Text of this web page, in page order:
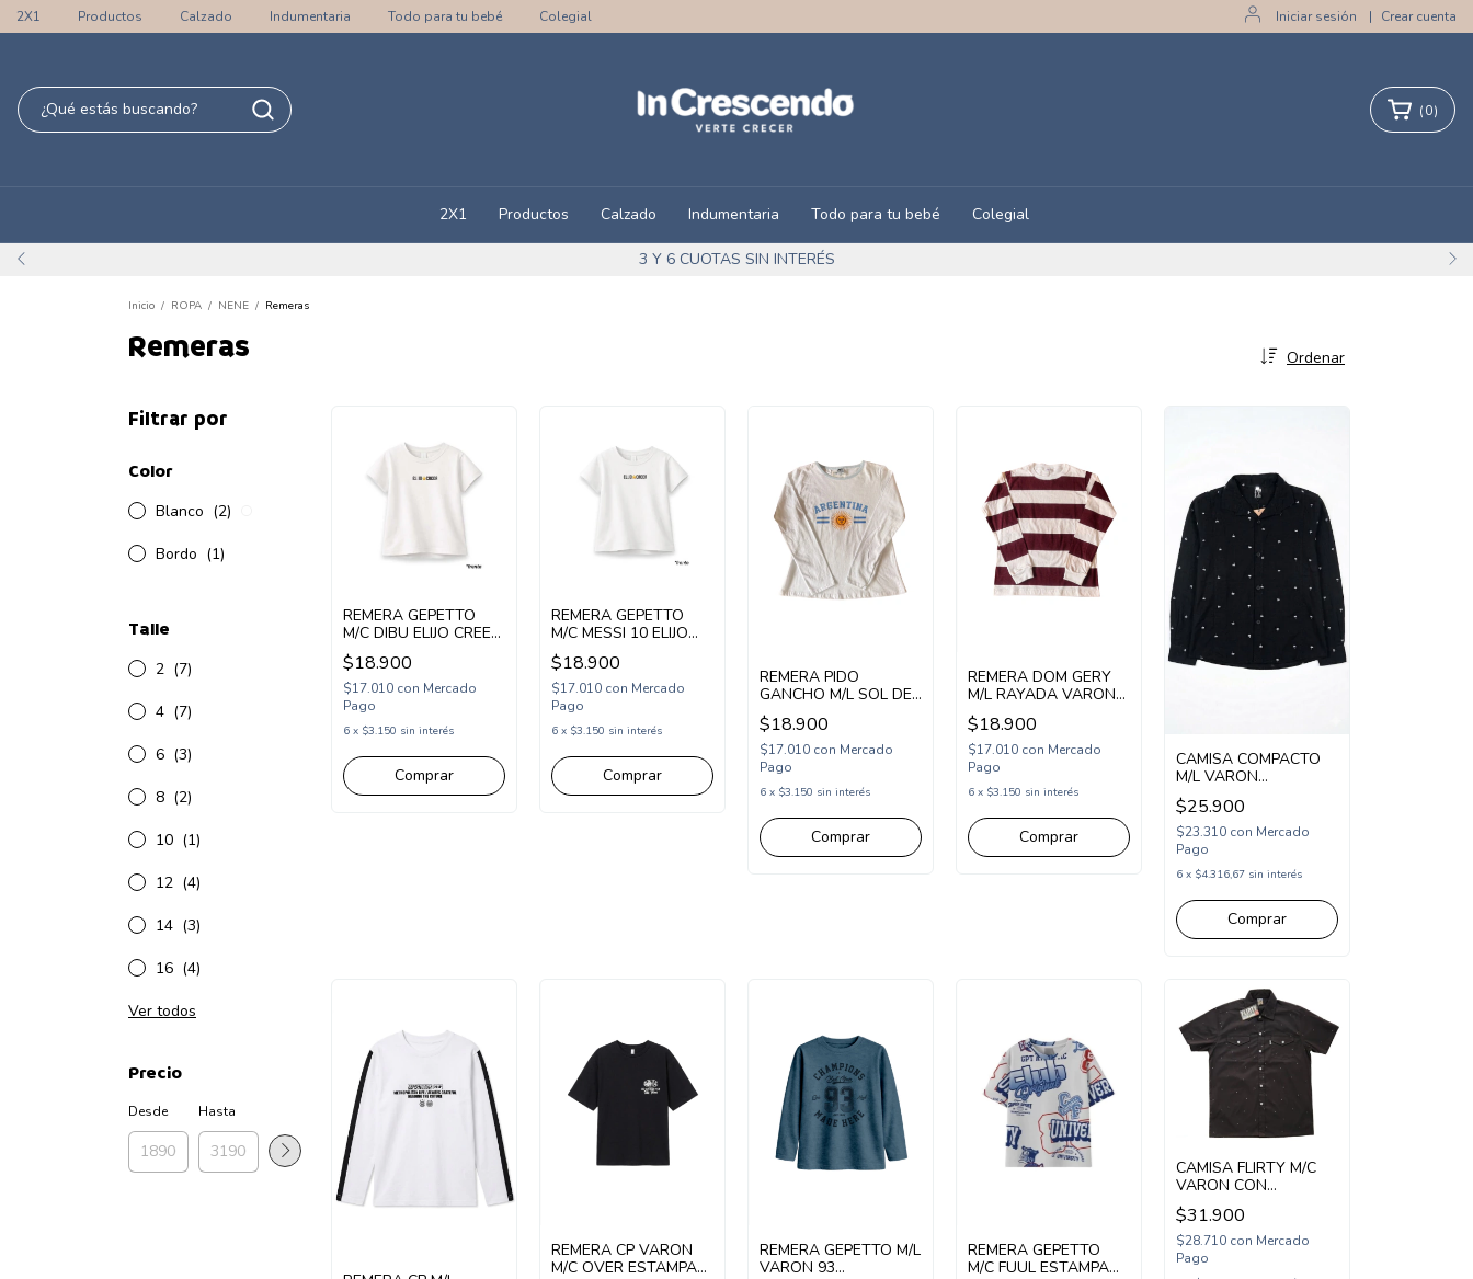
2X1 Productos Calzado Indumentaria Todo para tu bebé Colegial Iniciar sesión | Crear cuenta
3 Y 6 CUOTAS SIN INTERÉS
(0)
2X1 Productos Calzado Indumentaria Todo para tu bebé Colegial
Inicio / ROPA / NENE / Remeras
Remeras Ordenar
Filtrar por
Color
Blanco (2)
Bordo (1)
Talle
2 (7)
4 (7)
6 (3)
8 (2)
10 (1)
12 (4)
14 (3)
16 (4)
Ver todos
Precio
Desde Hasta
REMERA GEPETTO
M/C DIBU ELIJO CREER
(GT298312)
$18.900
$17.010 con Mercado
Pago
6 x $3.150 sin interés
Comprar
REMERA GEPETTO
M/C MESSI 10 ELIJO
CREER (GT298311)
$18.900
$17.010 con Mercado
Pago
6 x $3.150 sin interés
Comprar
REMERA PIDO
GANCHO M/L SOL DE
MAYO (PG261100)
$18.900
$17.010 con Mercado
Pago
6 x $3.150 sin interés
Comprar
REMERA DOM GERY
M/L RAYADA VARON
(DG267424)
$18.900
$17.010 con Mercado
Pago
6 x $3.150 sin interés
Comprar
CAMISA COMPACTO
M/L VARON
ESTAMPADA
(COM253234)
$25.900
$23.310 con Mercado
Pago
6 x $4.316,67 sin interés
Comprar
REMERA CP VARON
M/C OVER ESTAMPA
REMERA GEPETTO M/L
VARON 93
REMERA GEPETTO
M/C FUUL ESTAMPA
CAMISA FLIRTY M/C
VARON CON
BOLSILLO Y
ESTAMPADA
(FL25953)
$31.900
$28.710 con Mercado
Pago